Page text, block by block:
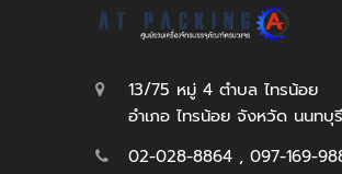
13/75 หมู่ 4 ตำบล ไทรน้อย
อำเภอ ไทรน้อย จังหวัด นนทบุรี
02-028-8864 , 097-169-